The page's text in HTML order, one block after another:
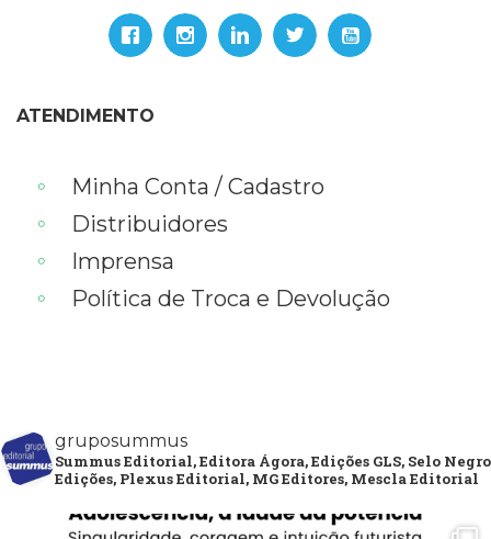
ATENDIMENTO
Minha Conta / Cadastro
Distribuidores
Imprensa
Política de Troca e Devolução
gruposummus
Summus Editorial, Editora Ágora, Edições GLS, Selo Negro
Edições, Plexus Editorial, MG Editores, Mescla Editorial